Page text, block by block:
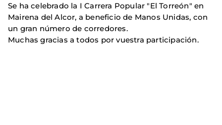
Se ha celebrado la I Carrera Popular "El Torreón" en
Mairena del Alcor, a beneficio de Manos Unidas, con
un gran número de corredores.
Muchas gracias a todos por vuestra participación.